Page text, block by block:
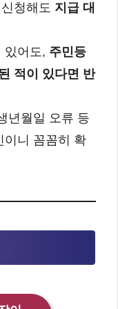
청해도 지급 대
있어도, 주민등
적이 있다면 반
년월일 오류 등
이니 꼼꼼히 확